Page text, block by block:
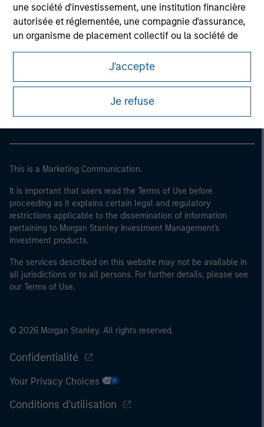
une société d'investissement, une institution financière
autorisée et réglementée, une compagnie d'assurance,
un organisme de placement collectif ou la société de
gestion de cet organisme, un fonds de pension ou la
société de gestion de ce fonds, une société de
institutionnel, qui devra être agréé(e) ou réglementé(e)
pour opérer sur les marchés financiers ; (b) une grande
20 millions d'euros, (ii) un chiffre d’affaires net de
40 millions d'euros ou (iii) 2 millions d'euros de fonds
propres, entité agissant pour son propre compte ; ou (c)
un gouvernement national ou régional, y compris les
organismes publics qui gèrent de la dette publique au
niveau national ou régional, les banques centrales, les
institutions internationales et supranationales comme
la Banque Mondiale, le FMI, la BCE, la BEI et d'autres
organisations internationales similaires agissant pour
leur propre compte.
peut ne pas être définie par l'autorité de réglementation
J'accepte
Je refuse
This is a Marketing Communication.
It is important that users read the Terms of Use before
proceeding as it explains certain legal and regulatory
restrictions applicable to the dissemination of information
pertaining to Morgan Stanley Investment Management's
investment products.
The services described on this website may not be available in
all jurisdictions or to all persons. For further details, please see
our Terms of Use.
© 2026 Morgan Stanley. All rights reserved.
Confidentialité
Your Privacy Choices
Conditions d'utilisation